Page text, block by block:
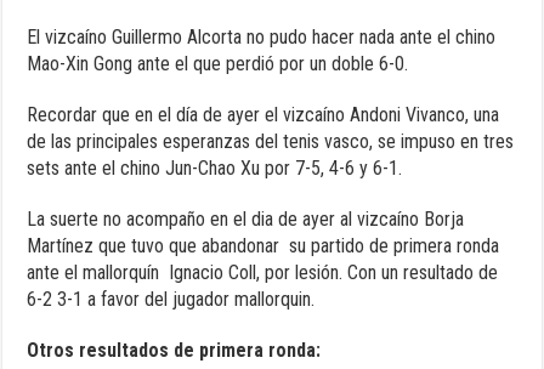
El vizcaíno Guillermo Alcorta no pudo hacer nada ante el chino
Mao-Xin Gong ante el que perdió por un doble 6-0.
Recordar que en el día de ayer el vizcaíno Andoni Vivanco, una
de las principales esperanzas del tenis vasco, se impuso en tres
sets ante el chino Jun-Chao Xu por 7-5, 4-6 y 6-1.
La suerte no acompaño en el dia de ayer al vizcaíno Borja
Martínez que tuvo que abandonar su partido de primera ronda
ante el mallorquín
Ignacio Coll, por lesión. Con un resultado de
6-2 3-1 a favor del jugador mallorquin.
Otros resultados de primera ronda: